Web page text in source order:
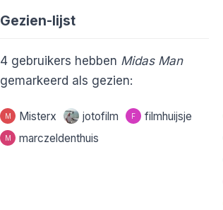
Gezien-lijst
4 gebruikers hebben Midas Man
gemarkeerd als gezien:
M Misterx jotofilm F filmhuijsje
M marczeldenthuis